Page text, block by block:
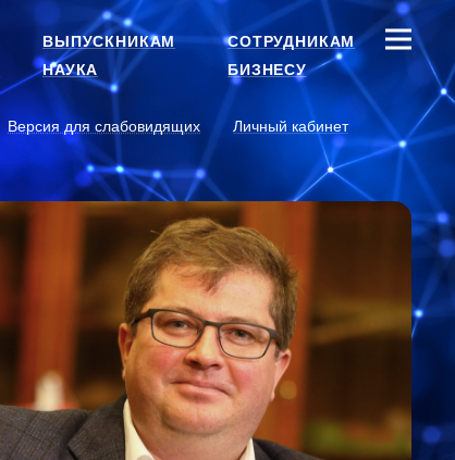
ВЫПУСКНИКАМ
СОТРУДНИКАМ
НАУКА БИЗНЕСУ
Версия для слабовидящих
Личный кабинет